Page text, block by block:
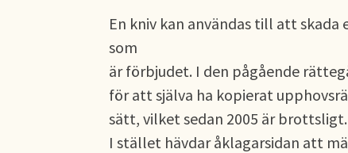
En kniv kan användas till att
som
är förbjudet. I den pågående
för att själva ha kopierat
sätt, vilket sedan 2005 är brottsligt.
I stället hävdar åklagarsidan att